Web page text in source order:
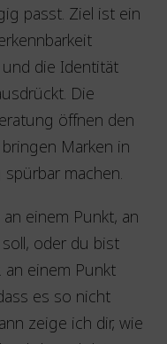
passt. Ziel ist ein
die Identität
Die
öffnen den
Marken in
machen.
einem Punkt, an
oder du bist
an einem Punkt
es so nicht
zeige ich dir, wie